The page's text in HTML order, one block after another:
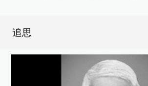
追思